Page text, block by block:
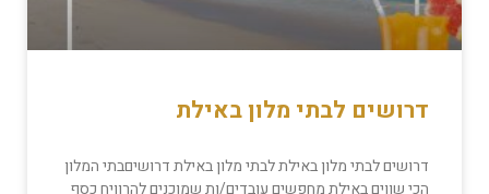
דרושים לבתי מלון באילת
דרושים לבתי מלון באילת לבתי מלון באילת דרושיםבתי המלון
הכי שווים באילת מחפשים עובדים/ות שמוכנים להרוויח כסף